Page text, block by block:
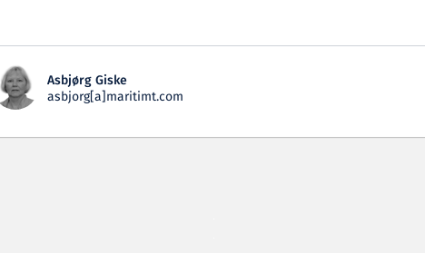
Asbjørg Giske
asbjorg[a]maritimt.com